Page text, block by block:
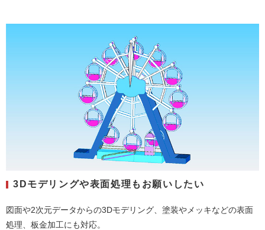
3Dモデリングや表面処理もお願いしたい
図面や2次元データからの3Dモデリング、塗装やメッキなどの表面
処理、板金加工にも対応。